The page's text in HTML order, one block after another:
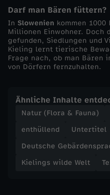
n
n
Darf man Bären füttern?
In Slowenien kommen 1000
Millionen Einwohner. Doch
gefunden, Siedlungen und
Kieling lernt tierische
Frage nach, ob man Bären
von Dörfern fernzuhalten.
Ähnliche Inhalte
Natur (Flora & Fauna)
enthüllend
Untertitel
Deutsche
Kielings wilde Welt